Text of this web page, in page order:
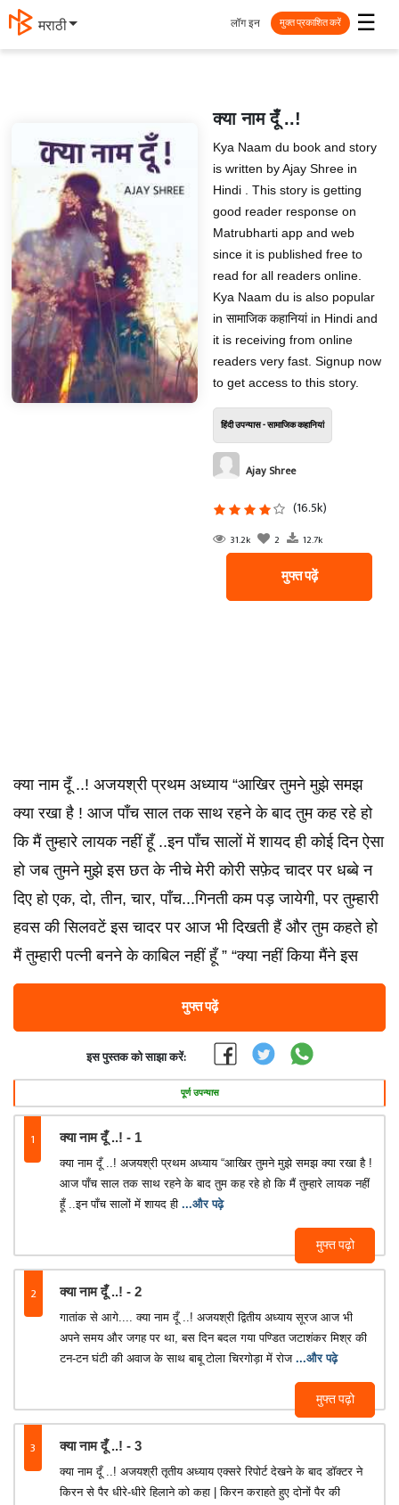
मराठी ☰
लॉग इन मुक्त प्रकाशित करें
क्या नाम दूँ ..!
Kya Naam du book and story
is written by Ajay Shree in
Hindi . This story is getting
good reader response on
Matrubharti app and web
since it is published free to
read for all readers online.
Kya Naam du is also popular
in सामाजिक कहानियां in Hindi and
it is receiving from online
readers very fast. Signup now
to get access to this story.
हिंदी उपन्यास - सामाजिक कहानियां
Ajay Shree
(16.5k)
31.2k 2 12.7k
मुफ्त पढ़ें
क्या नाम दूँ ..! अजयश्री प्रथम अध्याय “आखिर तुमने मुझे समझ
क्या रखा है ! आज पाँच साल तक साथ रहने के बाद तुम कह रहे हो
कि मैं तुम्हारे लायक नहीं हूँ ..इन पाँच सालों में शायद ही कोई दिन ऐसा
हो जब तुमने मुझे इस छत के नीचे मेरी कोरी सफ़ेद चादर पर धब्बे न
दिए हो एक, दो, तीन, चार, पाँच...गिनती कम पड़ जायेगी, पर तुम्हारी
हवस की सिलवटें इस चादर पर आज भी दिखती हैं और तुम कहते हो
मैं तुम्हारी पत्नी बनने के काबिल नहीं हूँ ” “क्या नहीं किया मैंने इस
मुफ्त पढ़ें
इस पुस्तक को साझा करें:
पूर्ण उपन्यास
1 क्या नाम दूँ ..! - 1
मुफ्त पढ़ो
क्या नाम दूँ ..! अजयश्री प्रथम अध्याय “आखिर तुमने मुझे समझ क्या रखा है !
आज पाँच साल तक साथ रहने के बाद तुम कह रहे हो कि मैं तुम्हारे लायक नहीं
हूँ ..इन पाँच सालों में शायद ही ...और पढ़े
2 क्या नाम दूँ ..! - 2
मुफ्त पढ़ो
गातांक से आगे.... क्या नाम दूँ ..! अजयश्री द्वितीय अध्याय सूरज आज भी
अपने समय और जगह पर था, बस दिन बदल गया पण्डित जटाशंकर मिश्र की
टन-टन घंटी की अवाज के साथ बाबू टोला चिरगोड़ा में रोज ...और पढ़े
3 क्या नाम दूँ ..! - 3
क्या नाम दूँ ..! अजयश्री तृतीय अध्याय एक्सरे रिपोर्ट देखने के बाद डॉक्टर ने
किरन से पैर धीरे-धीरे हिलाने को कहा | किरन कराहते हुए दोनों पैर की